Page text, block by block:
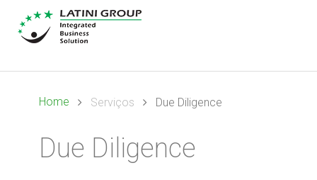
Home Serviços Due Diligence
Due Diligence